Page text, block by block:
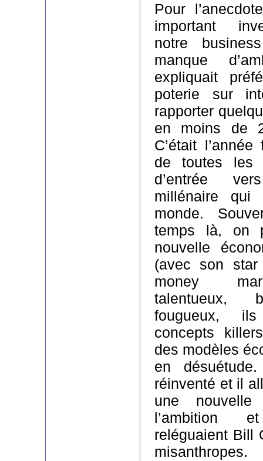
Pour
important
notre
manque
expliquait
poterie sur
rapporter
en moins de
C’était
de toutes les
d’entrée
millénaire qui
monde.
temps là, on
nouvelle
(avec son
money
talentueux,
fougueux,
concepts
des modèles
en
réinventé et il
une nouvelle
l’ambition
reléguaient Bill
misanthropes.